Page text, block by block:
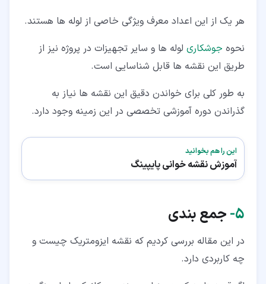
هر یک از این اعداد معرف ویژگی خاصی از لوله ها هستند.
نحوه جوشکاری لوله ها و سایر تجهیزات در پروژه نیز از
طریق این نقشه ها قابل شناسایی است.
به طور کلی برای خواندن دقیق این نقشه ها نیاز به
گذراندن دوره آموزشی تخصصی در این زمینه وجود دارد.
این را هم بخوانید
آموزش نقشه خوانی پایپینگ
۵‏- جمع بندی
در این مقاله بررسی کردیم که نقشه ایزومتریک چیست و
چه کاربردی دارد.